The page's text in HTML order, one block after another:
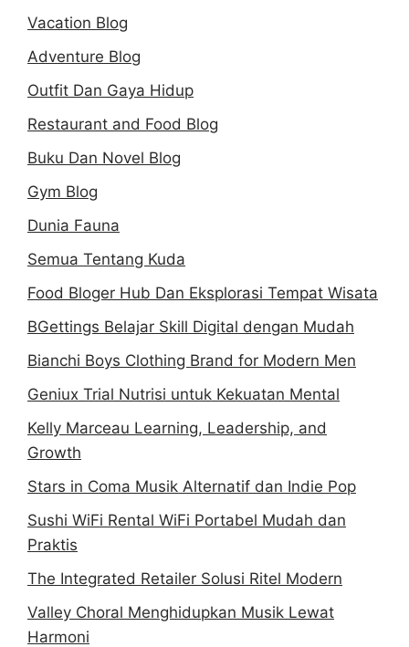
Vacation Blog
Adventure Blog
Outfit Dan Gaya Hidup
Restaurant and Food Blog
Buku Dan Novel Blog
Gym Blog
Dunia Fauna
Semua Tentang Kuda
Food Bloger Hub Dan Eksplorasi Tempat Wisata
BGettings Belajar Skill Digital dengan Mudah
Bianchi Boys Clothing Brand for Modern Men
Geniux Trial Nutrisi untuk Kekuatan Mental
Kelly Marceau Learning, Leadership, and
Growth
Stars in Coma Musik Alternatif dan Indie Pop
Sushi WiFi Rental WiFi Portabel Mudah dan
Praktis
The Integrated Retailer Solusi Ritel Modern
Valley Choral Menghidupkan Musik Lewat
Harmoni